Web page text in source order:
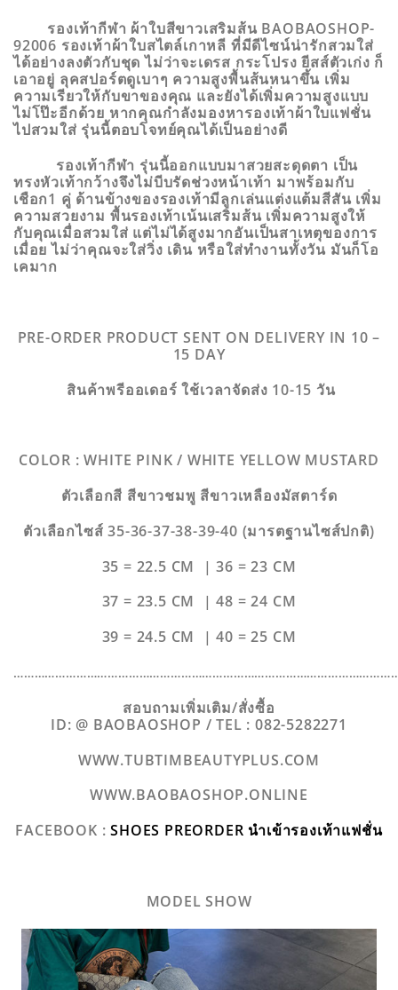
รองเท้ากีฬา ผ้าใบสีขาวเสริมส้น BAOBAOSHOP-
92006 รองเท้าผ้าใบสไตล์เกาหลี ที่มีดีไซน์น่ารักสวมใส่
ได้อย่างลงตัวกับชุด ไม่ว่าจะเดรส กระโปรง ยีสส์ตัวเก่ง ก็
เอาอยู่ ลุคสปอร์ตดูเบาๆ ความสูงพื้นส้นหนาขึ้น เพิ่ม
ความเรียวให้กับขาของคุณ และยังได้เพิ่มความสูงแบบ
ไม่โป๊ะอีกด้วย หากคุณกำลังมองหารองเท้าผ้าใบแฟชั่น
ไปสวมใส่ รุ่นนี้ตอบโจทย์คุณได้เป็นอย่างดี
รองเท้ากีฬา รุ่นนี้ออกแบบมาสวยสะดุดตา เป็น
ทรงหัวเท้ากว้างจึงไม่บีบรัดช่วงหน้าเท้า มาพร้อมกับ
เชือก1 คู่ ด้านข้างของรองเท้ามีลูกเล่นแต่งแต้มสีสัน เพิ่ม
ความสวยงาม พื้นรองเท้าเน้นเสริมส้น เพิ่มความสูงให้
กับคุณเมื่อสวมใส่ แต่ไม่ได้สูงมากอันเป็นสาเหตุของการ
เมื่อย ไม่ว่าคุณจะใส่วิ่ง เดิน หรือใส่ทำงานทั้งวัน มันก็โอ
เคมาก
PRE-ORDER PRODUCT SENT ON DELIVERY IN 10 –
15 DAY
สินค้าพรีออเดอร์ ใช้เวลาจัดส่ง 10-15 วัน
COLOR : WHITE PINK / WHITE YELLOW MUSTARD
ตัวเลือกสี สีขาวชมพู สีขาวเหลืองมัสตาร์ด
ตัวเลือกไซส์ 35-36-37-38-39-40 (มารตฐานไซส์ปกติ)
35 = 22.5 CM | 36 = 23 CM
37 = 23.5 CM | 48 = 24 CM
39 = 24.5 CM | 40 = 25 CM
สอบถามเพิ่มเติม/สั่งซื้อ
ID: @ BAOBAOSHOP /TEL : 082-5282271
WWW.TUBTIMBEAUTYPLUS.COM
WWW.BAOBAOSHOP.ONLINE
FACEBOOK :SHOES PREORDER นำเข้ารองเท้าแฟชั่น
MODEL SHOW